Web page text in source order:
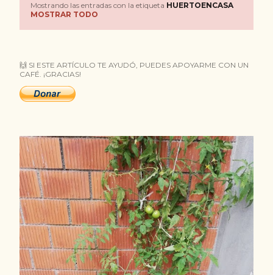
t
r
d
a
s
Mostrando las entradas con la etiqueta HUERTOENCASA
MOSTRAR TODO
🙌 SI ESTE ARTÍCULO TE AYUDÓ, PUEDES APOYARME CON UN
CAFÉ. ¡GRACIAS!